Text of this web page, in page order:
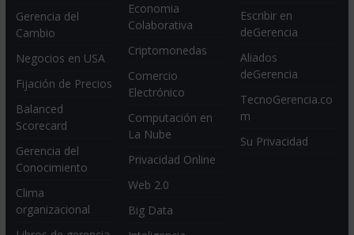
Gerencia del
Cambio
Negocios en USA
Fijación de Precios
Balanced
Scorecard
Gerencia del
Conocimiento
Clima
organizacional
Economia
Colaborativa
Criptomonedas
Comercio
Electrónico
Computación en
La Nube
Privacidad Online
Web 2.0
Big Data
Escribir en
deGerencia
Aliados
deGerencia
TecnoGerencia.co
m
Su Privacidad